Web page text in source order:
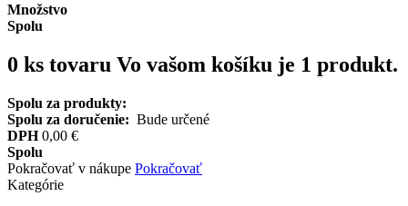
Množstvo
Spolu
0 ks tovaru Vo vašom košíku je 1 produkt.
Spolu za produkty:
Spolu za doručenie: Bude určené
DPH 0,00 €
Spolu
Pokračovať v nákupe Pokračovať
Kategórie